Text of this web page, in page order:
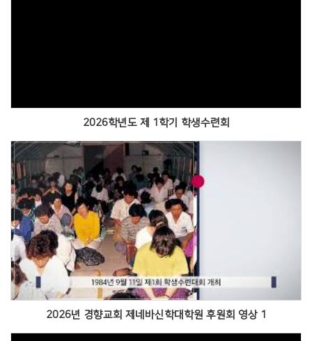
2026학년도 제 1학기 학생수련회
Views
2026년 경향교회 제네바신학대학원 후원회 영상 1